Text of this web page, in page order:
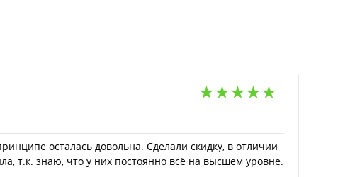
осталась довольна. Сделали скидку, в отличии
т.к. знаю, что у них постоянно всё на высшем уровне.